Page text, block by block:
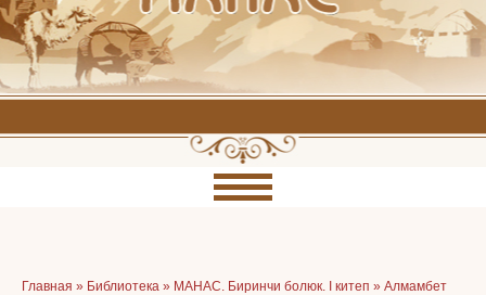
Главная » Библиотека » МАНАС. Биринчи болюк. I китеп » Алмамбет